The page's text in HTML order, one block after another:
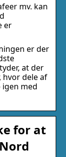
mv. kan
er
er der
at der
dele af
med
for at